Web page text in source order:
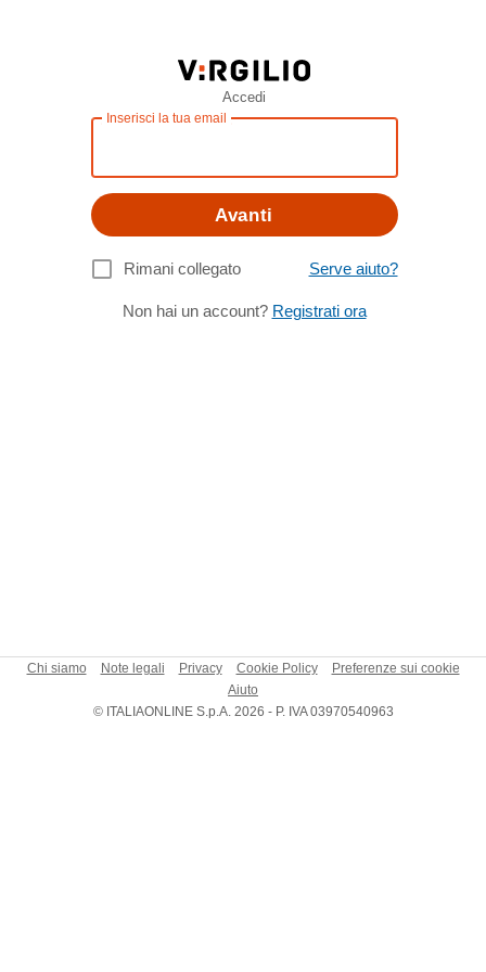
Accedi
Inserisci la tua email
Avanti
Rimani collegato Serve aiuto?
Non hai un account? Registrati ora
Chi siamo Note legali Privacy Cookie Policy
Preferenze sui cookie
Aiuto
© ITALIAONLINE S.p.A. 2026 - P. IVA 03970540963